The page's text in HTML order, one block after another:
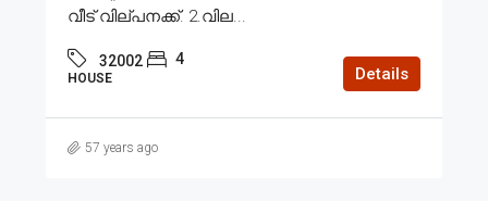
വീട് വില്പനക്ക്. 2.വില...
32002 4
HOUSE Details
57 years ago